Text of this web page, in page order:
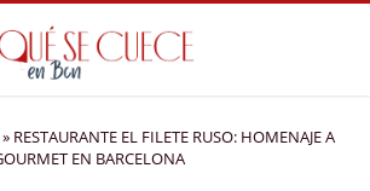
» RESTAURANTE EL FILETE RUSO: HOMENAJE A
EN BARCELONA